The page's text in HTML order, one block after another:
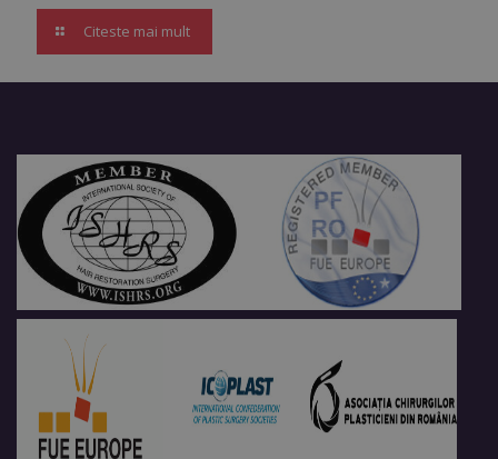
Citeste mai mult